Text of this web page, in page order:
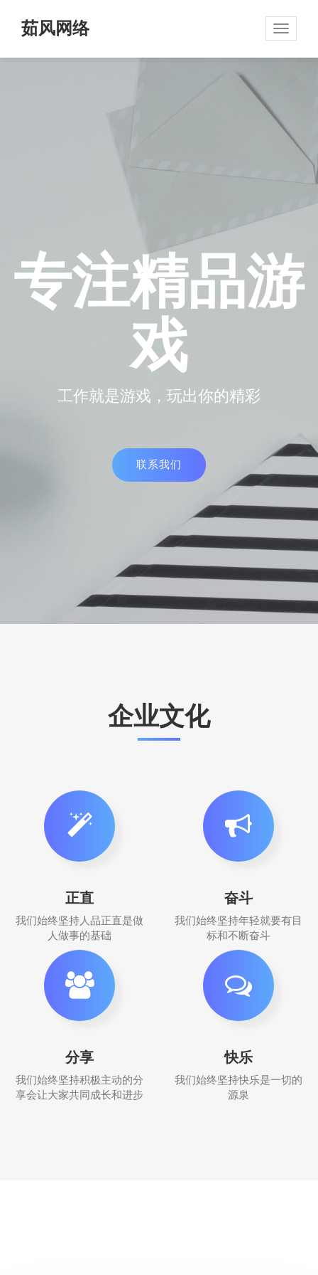
Toggle
茹风网络
专注精品游
戏
工作就是游戏，玩出你的精彩
联系我们
企业文化
正直
我们始终坚持人品正直是做
人做事的基础
奋斗
我们始终坚持年轻就要有目
标和不断奋斗
分享
我们始终坚持积极主动的分
享会让大家共同成长和进步
快乐
我们始终坚持快乐是一切的
源泉